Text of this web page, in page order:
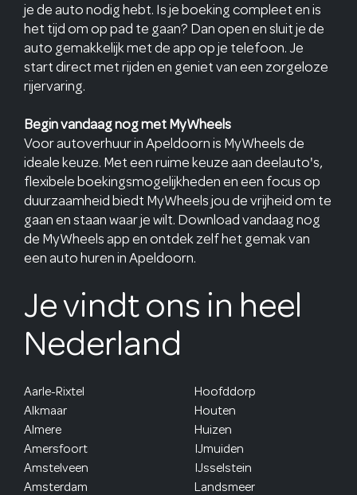
je de auto nodig hebt. Is je boeking compleet en is
het tijd om op pad te gaan? Dan open en sluit je de
auto gemakkelijk met de app op je telefoon. Je
start direct met rijden en geniet van een zorgeloze
rijervaring.
Begin vandaag nog met MyWheels
Voor autoverhuur in Apeldoorn is MyWheels de
ideale keuze. Met een ruime keuze aan deelauto's,
flexibele boekingsmogelijkheden en een focus op
duurzaamheid biedt MyWheels jou de vrijheid om te
gaan en staan waar je wilt. Download vandaag nog
de MyWheels app en ontdek zelf het gemak van
een auto huren in Apeldoorn.
Je vindt ons in heel
Nederland
Aarle-Rixtel
Alkmaar
Almere
Amersfoort
Amstelveen
Amsterdam
Hoofddorp
Houten
Huizen
IJmuiden
IJsselstein
Landsmeer